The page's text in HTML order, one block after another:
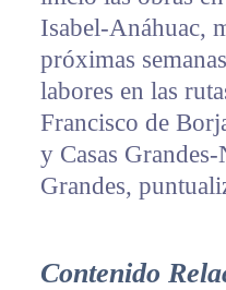
Isabel-Anáhuac,
próximas
labores en las
Francisco de
y Casas Grandes-
Grandes,
Contenido